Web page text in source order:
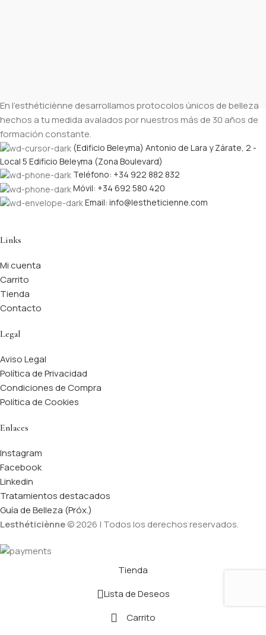
En l’esthéticiènne desarrollamos protocolos únicos de belleza
hechos a tu medida avalados por nuestros más de 30 años de
formación constante.
(Edificio Beleyma) Antonio de Lara y Zárate, 2 -
Local 5 Edificio Beleyma (Zona Boulevard)
Teléfono: +34 922 882 832
Móvil: +34 692 580 420
Email: info@lestheticienne.com
Links
Mi cuenta
Carrito
Tienda
Contacto
Legal
Aviso Legal
Política de Privacidad
Condiciones de Compra
Política de Cookies
Enlaces
Instagram
Facebook
Linkedin
Tratamientos destacados
Guía de Belleza (Próx.)
Lesthéticiènne© 2026 | Todos los derechos reservados.
Tienda
Lista de Deseos
Carrito